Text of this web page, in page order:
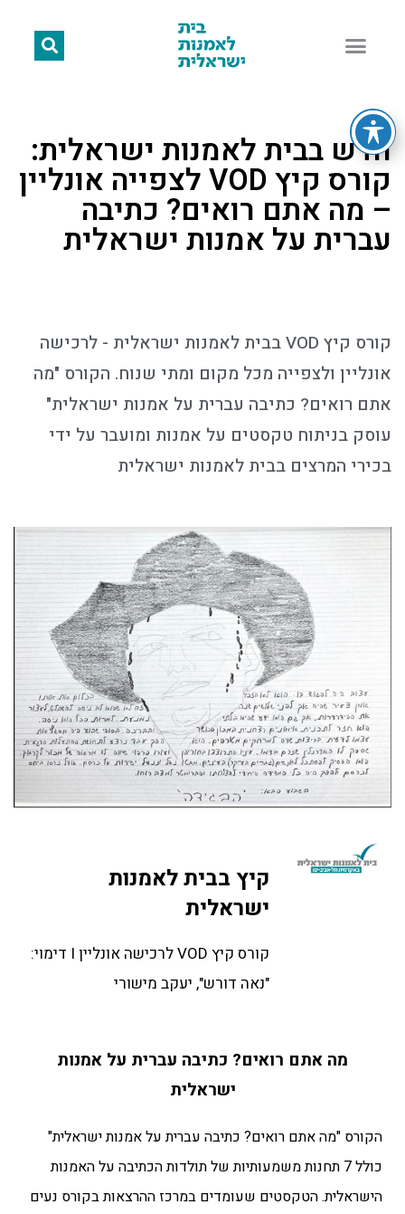
חדש בבית לאמנות ישראלית:
קורס קיץ VOD לצפייה אונליין
– מה אתם רואים? כתיבה
עברית על אמנות ישראלית
קורס קיץ VOD בבית לאמנות ישראלית - לרכישה
אונליין ולצפייה מכל מקום ומתי שנוח. הקורס "מה
אתם רואים? כתיבה עברית על אמנות ישראלית"
עוסק בניתוח טקסטים על אמנות ומועבר על ידי
בכירי המרצים בבית לאמנות ישראלית
קיץ בבית לאמנות
ישראלית
קורס קיץ VOD לרכישה אונליין I דימוי:
"נאה דורש", יעקב מישורי
מה אתם רואים? כתיבה עברית על אמנות
ישראלית
הקורס "מה אתם רואים? כתיבה עברית על אמנות ישראלית"
כולל 7 תחנות משמעותיות של תולדות הכתיבה על האמנות
הישראלית. הטקסטים שעומדים במרכז ההרצאות בקורס נעים